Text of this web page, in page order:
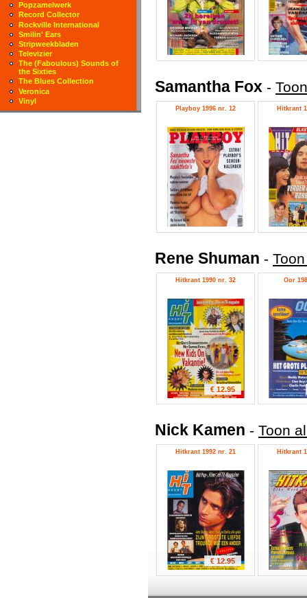
Samantha Fox -
Playboy 1996 nr. 12 Hitkrant
Rene Shuman -
Hitkrant 1990 nr. 32
€ 12.95
Oor
Nick Kamen - Toon
Hitkrant 1992 nr. 21
€ 12.95
Hitkrant
Popzamelwerk
Record Collector
Rockville International
Smilin' Ears
Stripweekbladen
Televizier
The (Faboulous) Sounds of
the Sixties
The Blues Collection
Veronica
Vinyl